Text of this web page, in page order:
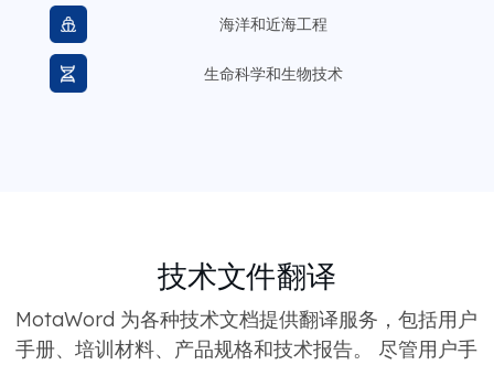
海洋和近海工程
生命科学和生物技术
技术文件翻译
MotaWord 为各种技术文档提供翻译服务，包括用户
手册、培训材料、产品规格和技术报告。 尽管用户手